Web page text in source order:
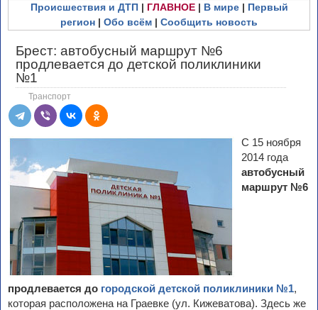
Происшествия и ДТП| ГЛАВНОЕ| В мире| Первый
регион | Обо всём | Сообщить новость
Брест: автобусный маршрут №6
продлевается до детской поликлиники
№1
Транспорт
С 15 ноября
2014 года
автобусный
маршрут №6
продлевается до городской детской поликлиники №1,
которая расположена на Граевке (ул. Кижеватова). Здесь же